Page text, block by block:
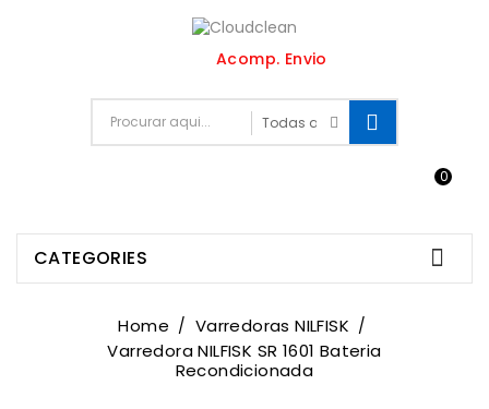
Acomp. Envio
0
CATEGORIES 
Home
Varredoras NILFISK
Varredora NILFISK SR 1601 Bateria
Recondicionada